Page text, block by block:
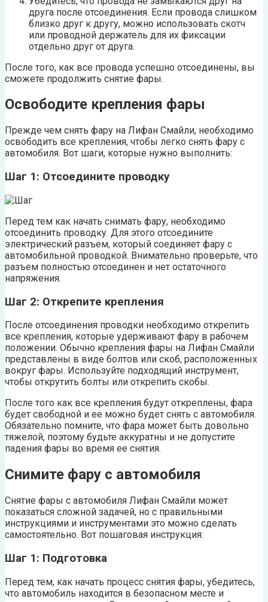
друга после отсоединения. Если провода слишком
близко друг к другу, можно использовать скотч
или проводной держатель для их фиксации
отдельно друг от друга.
После того, как все провода успешно отсоединены, вы
сможете продолжить снятие фары.
Освободите крепления фары
Прежде чем снять фару на Лифан Смайли, необходимо
освободить все крепления, чтобы легко снять фару с
автомобиля. Вот шаги, которые нужно выполнить:
Шаг 1: Отсоедините проводку
Перед тем как начать снимать фару, необходимо
отсоединить проводку. Для этого отсоедините
электрический разъем, который соединяет фару с
автомобильной проводкой. Внимательно проверьте, что
разъем полностью отсоединен и нет остаточного
напряжения.
Шаг 2: Открепите крепления
После отсоединения проводки необходимо открепить
все крепления, которые удерживают фару в рабочем
положении. Обычно крепления фары на Лифан Смайли
представлены в виде болтов или скоб, расположенных
вокруг фары. Используйте подходящий инструмент,
чтобы открутить болты или открепить скобы.
После того как все крепления будут откреплены, фара
будет свободной и ее можно будет снять с автомобиля.
Обязательно помните, что фара может быть довольно
тяжелой, поэтому будьте аккуратны и не допустите
падения фары во время ее снятия.
Снимите фару с автомобиля
Снятие фары с автомобиля Лифан Смайли может
показаться сложной задачей, но с правильными
инструкциями и инструментами это можно сделать
самостоятельно. Вот пошаговая инструкция:
Шаг 1: Подготовка
Перед тем, как начать процесс снятия фары, убедитесь,
что автомобиль находится в безопасном месте и